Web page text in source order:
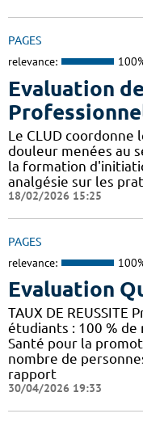
PAGES
relevance:
Evaluation
Le CLUD
douleur menées au
la formation
analgésie sur les
18/02/2026 15:25
PAGES
relevance:
Evaluation
TAUX DE
étudiants : 100 % de
Santé pour la
nombre de
rapport
30/04/2026 19:33